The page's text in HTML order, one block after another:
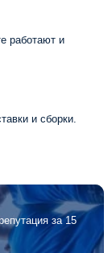
работают и
и сборки.
за 15